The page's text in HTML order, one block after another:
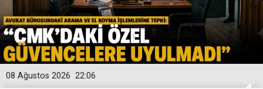
22:06
08 Ağustos 2026